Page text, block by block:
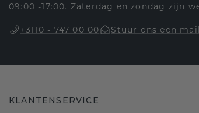
09:00 -17:00. Zaterdag en zondag zijn
+3110 - 747 00 00 Stuur ons een mail
KLANTENSERVICE